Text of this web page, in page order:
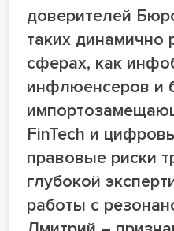
доверителей
таких динамично
сферах, как
инфлюенсеров и
FinTech и
правовые риски
глубокой
работы с